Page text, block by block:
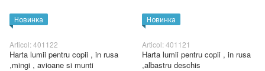
Новинка
Articol: 401122
Harta lumii pentru copii , in rusa
,mingi , avioane si munti
Новинка
Articol: 401121
Harta lumii pentru copii , in rusa
,albastru deschis